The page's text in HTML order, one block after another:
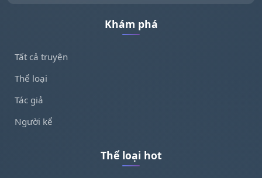
Khám phá
Tất cả truyện
Thể loại
Tác giả
Người kể
Thể loại hot